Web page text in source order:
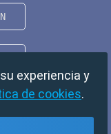
experiencia y
de cookies.